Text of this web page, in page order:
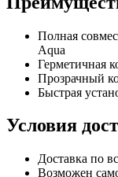
Полная
Aqua
Герметичная
Прозрачный
Быстрая
Условия
Доставка по
Возможен